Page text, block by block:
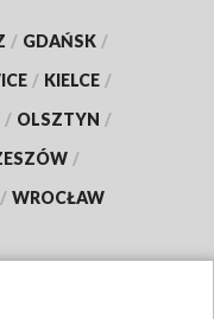
/ GDAŃSK /
/ KIELCE /
/ OLSZTYN /
/
/ WROCŁAW